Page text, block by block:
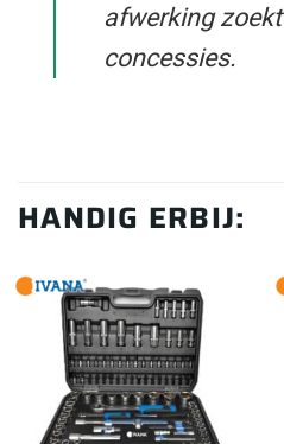
afwerking
concessies.
HANDIG ERBIJ: